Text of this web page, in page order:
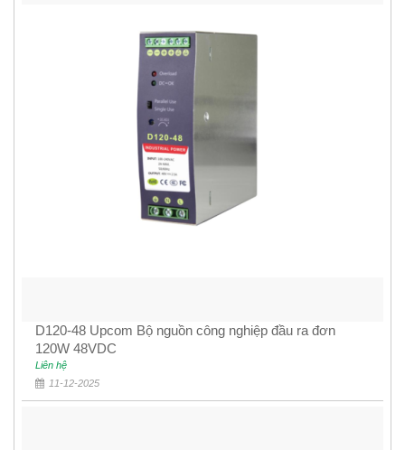
D120-48 Upcom Bộ nguồn công nghiệp đầu ra đơn
120W 48VDC
Liên hệ
11-12-2025